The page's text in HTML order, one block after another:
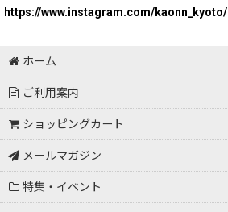
https://www.instagram.com/kaonn_kyoto/
ホーム
ご利用案内
ショッピングカート
メールマガジン
特集・イベント